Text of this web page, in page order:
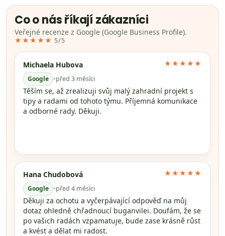
Co o nás říkají zákazníci
Veřejné recenze z Google (Google Business Profile).
★★★★★ 5/5
Michaela Hubova
Google •před 3 měsíci
★★★★★
Těším se, až zrealizuji svůj malý zahradní projekt s
tipy a radami od tohoto týmu. Příjemná komunikace
a odborné rady. Děkuji.
Hana Chudobová
Google •před 4 měsíci
★★★★★
Děkuji za ochotu a vyčerpávající odpověď na můj
dotaz ohledně chřadnoucí buganvilei. Doufám, že se
po vašich radách vzpamatuje, bude zase krásně růst
a kvést a dělat mi radost.